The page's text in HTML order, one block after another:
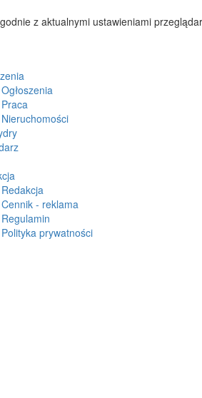
z aktualnymi ustawieniami
Ogłoszenia
Praca
Nieruchomości
Redakcja
Cennik - reklama
Regulamin
Polityka prywatności